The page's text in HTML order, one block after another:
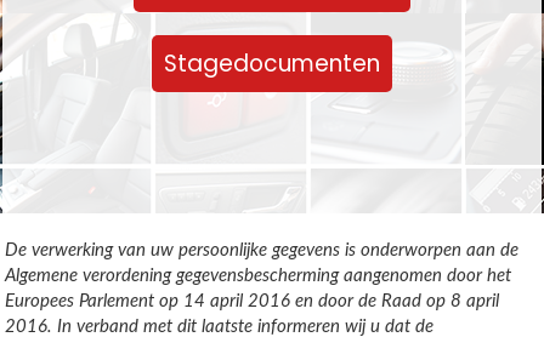
Stagedocumenten
De verwerking van uw persoonlijke gegevens is onderworpen aan de
Algemene verordening gegevensbescherming aangenomen door het
Europees Parlement op 14 april 2016 en door de Raad op 8 april
2016. In verband met dit laatste informeren wij u dat de